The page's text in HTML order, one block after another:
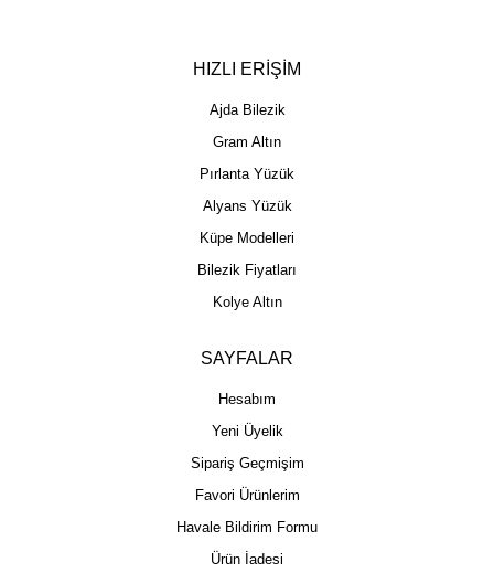
HIZLI ERİŞİM
Ajda Bilezik
Gram Altın
Pırlanta Yüzük
Alyans Yüzük
Küpe Modelleri
Bilezik Fiyatları
Kolye Altın
SAYFALAR
Hesabım
Yeni Üyelik
Sipariş Geçmişim
Favori Ürünlerim
Havale Bildirim Formu
Ürün İadesi